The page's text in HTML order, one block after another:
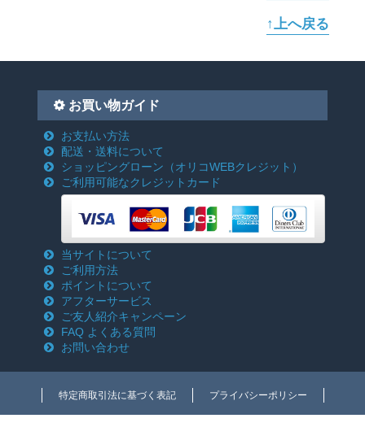
↑上へ戻る
お買い物ガイド
お支払い方法
配送・送料について
ショッピングローン （オリコWEBクレジット）
ご利用可能なクレジットカード
当サイトについて
ご利用方法
ポイントについて
アフターサービス
ご友人紹介キャンペーン
FAQ よくある質問
お問い合わせ
特定商取引法に基づく表記 プライバシーポリシー